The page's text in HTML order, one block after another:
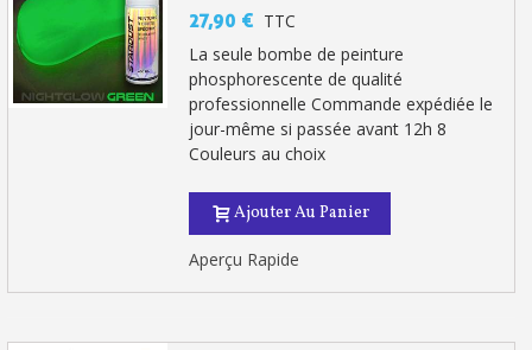
27,90 € TTC
La seule bombe de peinture
phosphorescente de qualité
professionnelle Commande expédiée le
jour-même si passée avant 12h 8
Couleurs au choix
Ajouter Au Panier
Aperçu Rapide